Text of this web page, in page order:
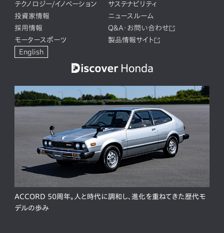
テクノロジー/イノベーション
サステナビリティ
投資家情報
ニュースルーム
採用情報
Q&A・お問い合わせ
モータースポーツ
製品情報サイト
English
ACCORD 50周年。人と時代に調和し、進化を重ねてきた歴代モ
デルの歩み